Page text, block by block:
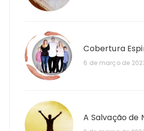
Cobertura
6 de março de
A Salvação de